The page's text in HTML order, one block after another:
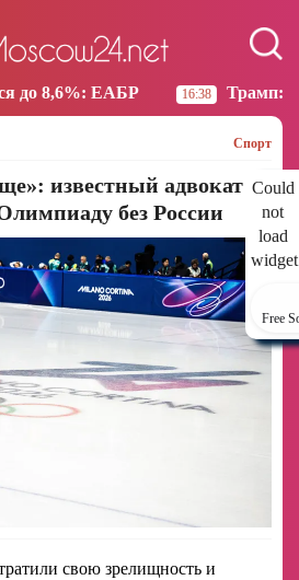
16:38 Трамп: США больше не
Спорт
Could
not
load
Free
известный адвокат
без России
свою зрелищность и